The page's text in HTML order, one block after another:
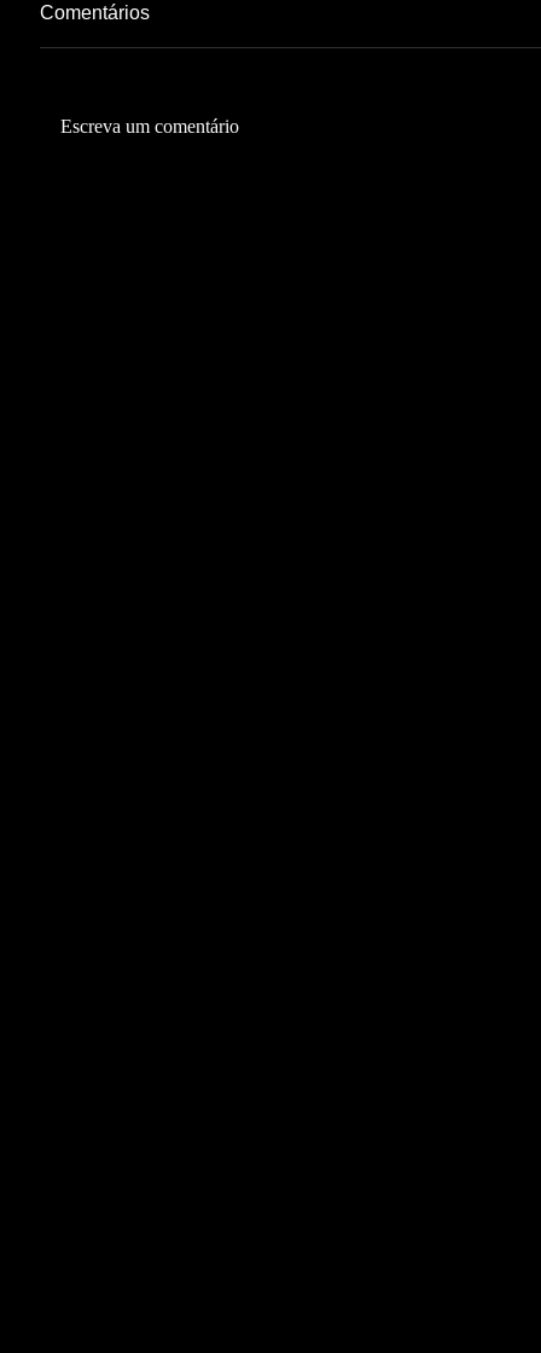
Comentários
Escreva um comentário